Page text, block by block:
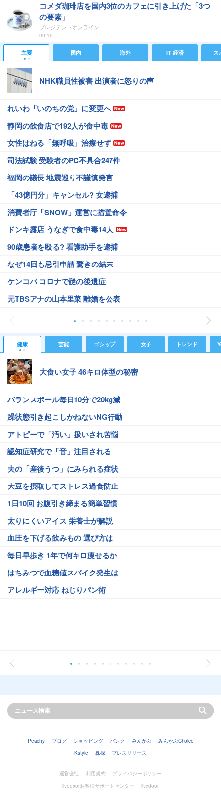
コメダ珈琲店を国内3位のカフェに引き上げた「3つ
の要素」
プレジデントオンライン
09:15
主要 国内 海外 IT 経済 ス
NHK職員性被害 出演者に怒りの声
れいわ「いのちの党」に変更へ
静岡の飲食店で192人が食中毒
女性はねる「無呼吸」治療せず
司法試験 受験者のPC不具合247件
福岡の議長 地震巡り不謹慎発言
「43億円分」キャンセル? 女逮捕
消費者庁「SNOW」運営に措置命令
ドンキ露店 うなぎで食中毒14人
90歳患者を殴る? 看護助手を逮捕
なぜ14回も忌引申請 驚きの結末
ケンコバ コロナで謎の後遺症
元TBSアナの山本里菜 離婚を公表
健康 芸能 ゴシップ 女子 トレンド
大食い女子 46キロ体型の秘密
バランスボール毎日10分で20kg減
躁状態引き起こしかねないNG行動
アトピーで「汚い」扱いされ苦悩
認知症研究で「音」注目される
夫の「産後うつ」にみられる症状
大豆を摂取してストレス過食防止
1日10回 お腹引き締まる簡単習慣
太りにくいアイス 栄養士が解説
血圧を下げる飲みもの 選び方は
毎日早歩き 1年で何キロ痩せるか
はちみつで血糖値スパイク発生は
アレルギー対応 ねじりパン術
Peachy ブログ ショッピング バンク みんかぶ
みんかぶChoice
Kstyle
株探 プレスリリース
運営会社 利用規約
プライバシーポリシー
livedoorお客様サポートセンター
livedoor